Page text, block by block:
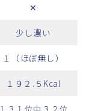
✕
少し濃い
１（ほぼ無し）
１９２.５Kcal
１３１位中３２位